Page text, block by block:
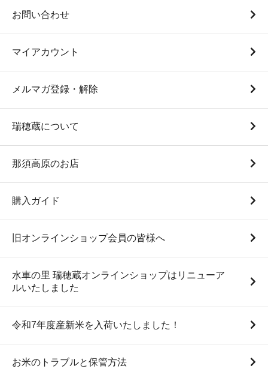
白米1Kg袋（”与一” 令和7
年度産）
870円(税込)
年度産）
白米10Kg袋（”与一” 令和7
8,700円(税込)
【クール便推奨】手作り味
525円(税込)
込)円
お問い合わせ
マイアカウント
メルマガ登録・解除
瑞穂蔵について
那須高原のお店
購入ガイド
旧オンラインショップ会員の皆様へ
水車の里 瑞穂蔵オンラインショップはリニューア
ルいたしました
令和7年度産新米を入荷いたしました！
お米のトラブルと保管方法